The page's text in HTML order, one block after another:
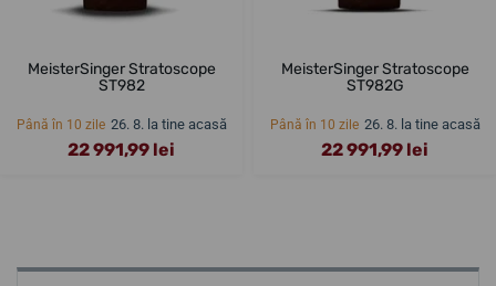
MeisterSinger Stratoscope
ST982
Până în 10 zile 26. 8. la tine acasă
22 991,99 lei
MeisterSinger Stratoscope
ST982G
Până în 10 zile 26. 8. la tine acasă
22 991,99 lei